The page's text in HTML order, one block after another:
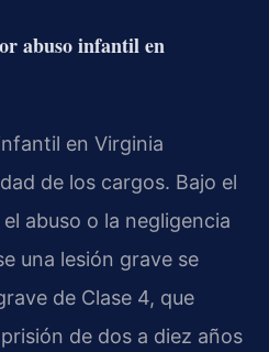
abuso infantil en
en Virginia
de los cargos. Bajo el
el abuso o la negligencia
una lesión grave se
de Clase 4, que
de dos a diez años